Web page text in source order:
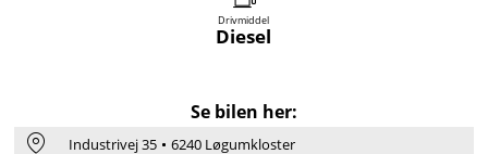
Drivmiddel
Diesel
Se bilen her:
Industrivej 35 6240 Løgumkloster